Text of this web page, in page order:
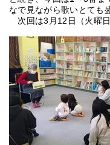
なで見ながら歌いとても
次回は3月12日（火曜日